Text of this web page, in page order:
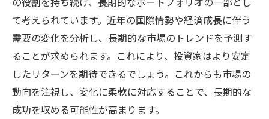
て考えられています。近年の国際情勢や経済成長に伴う
需要の変化を分析し、長期的な市場のトレンドを予測す
ることが求められます。これにより、投資家はより安定
したリターンを期待できるでしょう。これからも市場の
動向を注視し、変化に柔軟に対応することで、長期的な
成功を収める可能性が高まります。